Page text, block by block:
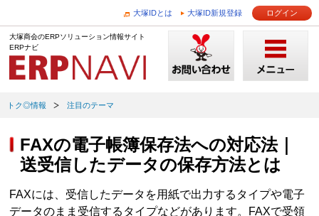
大塚IDとは 大塚ID新規登録 ログイン
大塚商会のERPソリューション情報サイト
ERPナビ
トク◎情報 注目のテーマ
FAXの電子帳簿保存法への対応法｜
送受信したデータの保存方法とは
FAXには、受信したデータを用紙で出力するタイプや電子
データのまま受信するタイプなどがあります。FAXで受領